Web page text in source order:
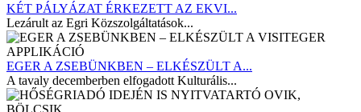
KÉT PÁLYÁZAT ÉRKEZETT AZ EKVI...
Lezárult az Egri Közszolgáltatások...
EGER A ZSEBÜNKBEN – ELKÉSZÜLT A...
A tavaly decemberben elfogadott Kulturális...